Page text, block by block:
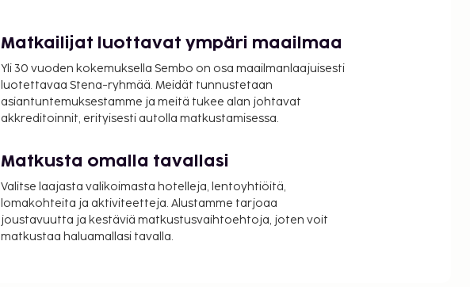
Matkailijat luottavat ympäri maailmaa
Yli 30 vuoden kokemuksella Sembo on osa maailmanlaajuisesti
luotettavaa Stena-ryhmää. Meidät tunnustetaan
asiantuntemuksestamme ja meitä tukee alan johtavat
akkreditoinnit, erityisesti autolla matkustamisessa.
Matkusta omalla tavallasi
Valitse laajasta valikoimasta hotelleja, lentoyhtiöitä,
lomakohteita ja aktiviteetteja. Alustamme tarjoaa
joustavuutta ja kestäviä matkustusvaihtoehtoja, joten voit
matkustaa haluamallasi tavalla.